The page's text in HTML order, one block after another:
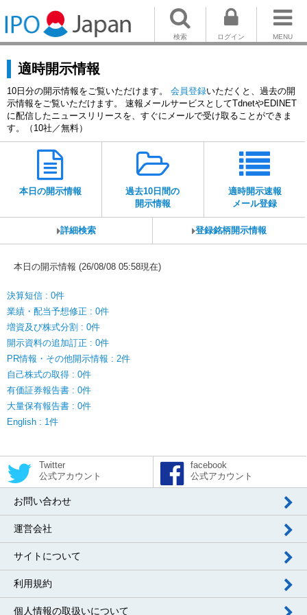
MENU
ログイン
検索
適時開示情報
10日分の開示情報をご覧いただけます。 会員登録いただくと、過去の開
示情報をご覧いただけます。 速報メールサービスとしてTdnetやEDINET
に配信したニュースリリースを、すぐにメールで受け取ることができま
す。（10社／無料）
本日の開示情報
過去10日間の
開示情報
適時開示速報
メール登録
詳細検索 登録銘柄開示情報
本日の開示情報 (26/08/08 05:58現在)
決算短信 : 0件
業績・配当予想修正 : 0件
増資及び株式分割 : 0件
開示資料の追加訂正 : 0件
PR情報・その他開示情報 : 2件
自己株式の取得 : 0件
有価証券報告書 : 0件
大量保有報告書 : 0件
English : 1件
Twitter
公式アカウント
facebook
公式アカウント
お問い合わせ
運営会社
サイトについて
利用規約
個人情報の取扱いについて